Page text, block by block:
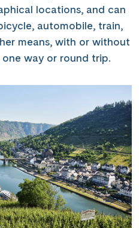
locations, and can
automobile, train,
means, with or without
way or round trip.